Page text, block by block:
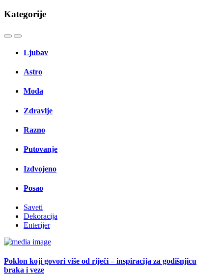
Kategorije
Ljubav
Astro
Moda
Zdravlje
Razno
Putovanje
Izdvojeno
Posao
Saveti
Dekoracija
Enterijer
Poklon koji govori više od riječi – inspiracija za godišnjicu
braka i veze